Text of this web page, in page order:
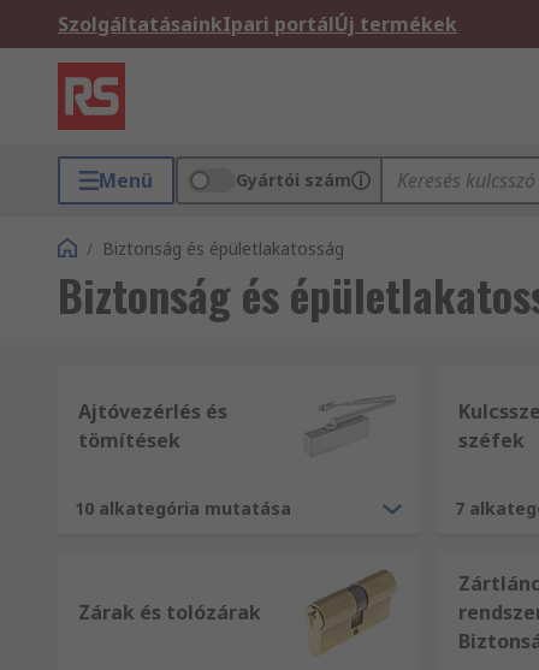
SzolgáltatásainkIpari portálÚj termékek
Menü Gyártói szám
/ Biztonság és épületlakatosság
Biztonság és
Ajtóvezérlés és
tömítések
10 alkategória mutatása
széfek
7
Zárak és tolózárak